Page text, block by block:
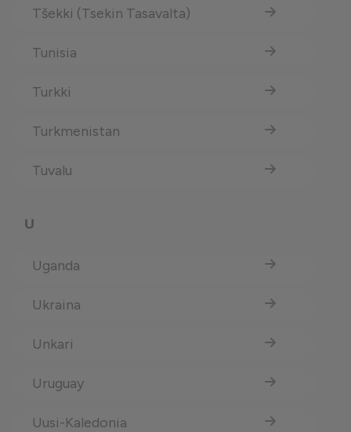
Tšekki (Tsekin Tasavalta)
Tunisia
Turkki
Turkmenistan
Tuvalu
U
Uganda
Ukraina
Unkari
Uruguay
Uusi-Kaledonia